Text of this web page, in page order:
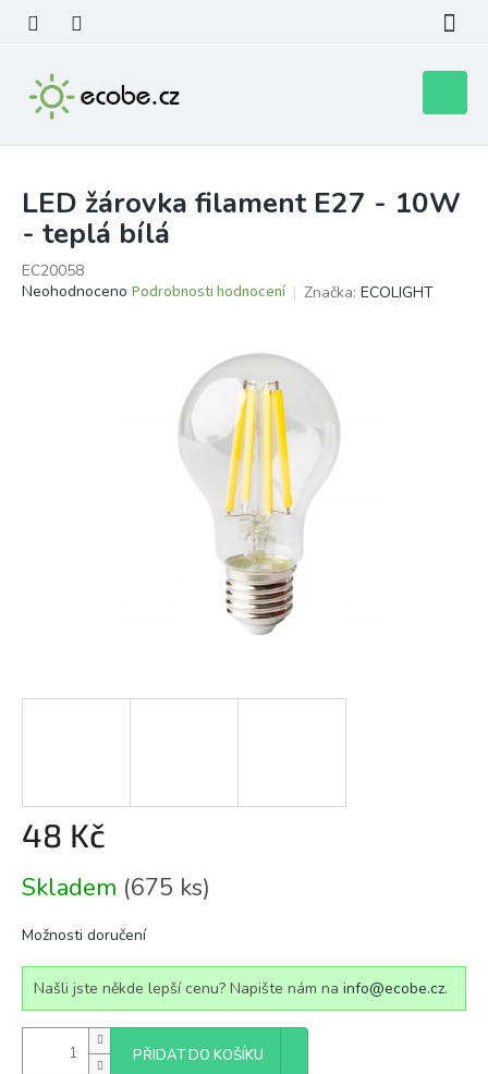
obsah
košík
LED žárovka filament E27 - 10W
- teplá bílá
EC20058
Průměrné
Neohodnoceno Podrobnosti hodnocení Značka: ECOLIGHT
48 Kč
cena:
Skladem (675 ks)
Možnosti doručení
Našli jste někde lepší cenu? Napište nám na info@ecobe.cz.
PŘIDAT DO KOŠÍKU